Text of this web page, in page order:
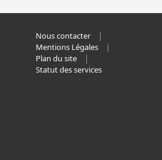
Nous contacter
Mentions Légales
Plan du site
Statut des services